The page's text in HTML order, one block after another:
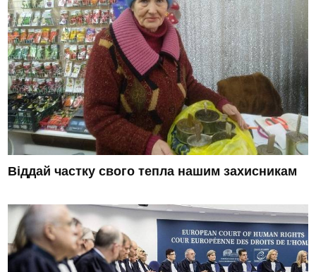
Віддай частку свого тепла нашим захисникам